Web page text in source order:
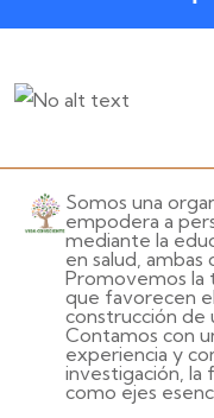
Somos una
empodera a
mediante la
en salud,
Promovemos la
que favorecen
construcción de
Contamos con
experiencia y
investigación, la
como ejes